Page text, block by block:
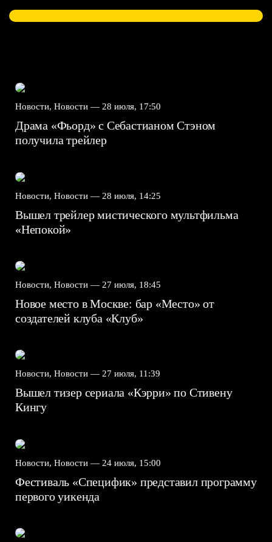
Новости, Новости — 28 июля, 17:50
Драма «Фьорд» с Себастианом Стэном
получила трейлер
Новости, Новости — 28 июля, 14:25
Вышел трейлер мистического мультфильма
«Непокой»
Новости, Новости — 27 июля, 18:45
Новое место в Москве: бар «Место» от
создателей клуба «Клуб»
Новости, Новости — 27 июля, 11:39
Вышел тизер сериала «Кэрри» по Стивену
Кингу
Новости, Новости — 24 июля, 15:00
Фестиваль «Специфик» представил программу
первого уикенда